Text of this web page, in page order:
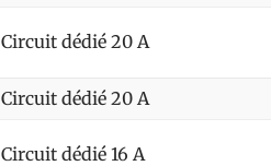
Circuit dédié 20 A
Circuit dédié 20 A
Circuit dédié 16 A